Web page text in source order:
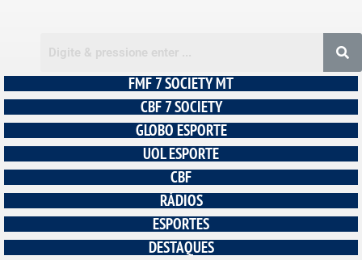
FMF 7 SOCIETY MT
CBF 7 SOCIETY
GLOBO ESPORTE
UOL ESPORTE
CBF
RÁDIOS
ESPORTES
DESTAQUES